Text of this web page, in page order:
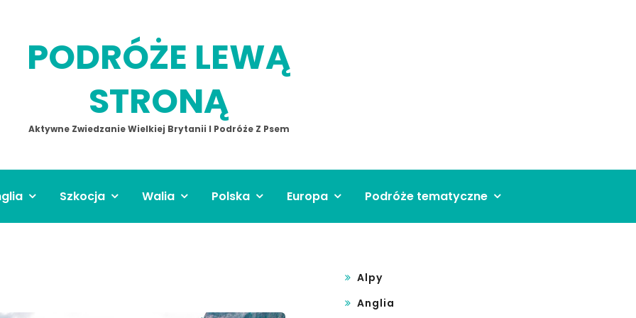
PODRÓŻE LEWĄ
STRONĄ
Aktywne Zwiedzanie Wielkiej Brytanii I Podróże Z Psem
Szkocja Walia Polska Europa Podróże tematyczne
Alpy
Anglia